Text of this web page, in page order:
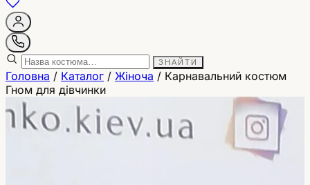
ЗНАЙТИ
Головна / Каталог / Жіноча / Карнавальний костюм
Гном для дівчинки